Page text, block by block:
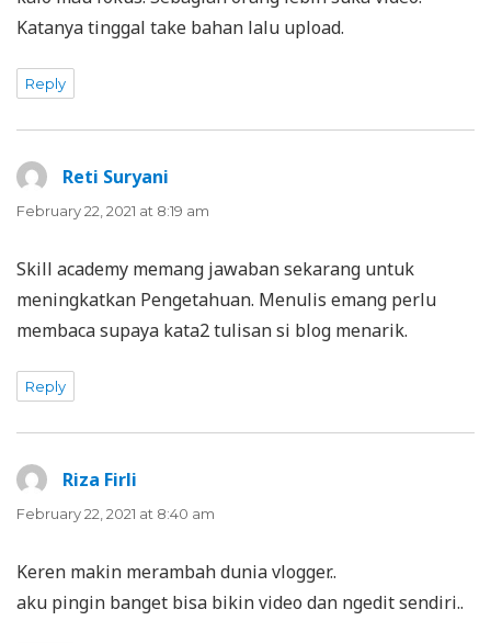
Katanya tinggal take bahan lalu upload.
Reply
Reti Suryani
February 22, 2021 at 8:19 am
Skill academy memang jawaban sekarang untuk
meningkatkan Pengetahuan. Menulis emang perlu
membaca supaya kata2 tulisan si blog menarik.
Reply
Riza Firli
February 22, 2021 at 8:40 am
Keren makin merambah dunia vlogger..
aku pingin banget bisa bikin video dan ngedit sendiri..